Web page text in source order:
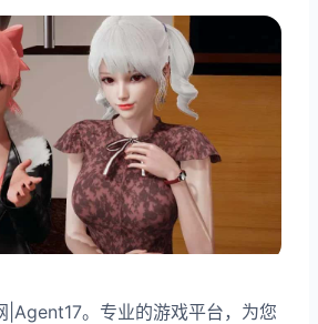
|Agent17。专业的游戏平台，为您